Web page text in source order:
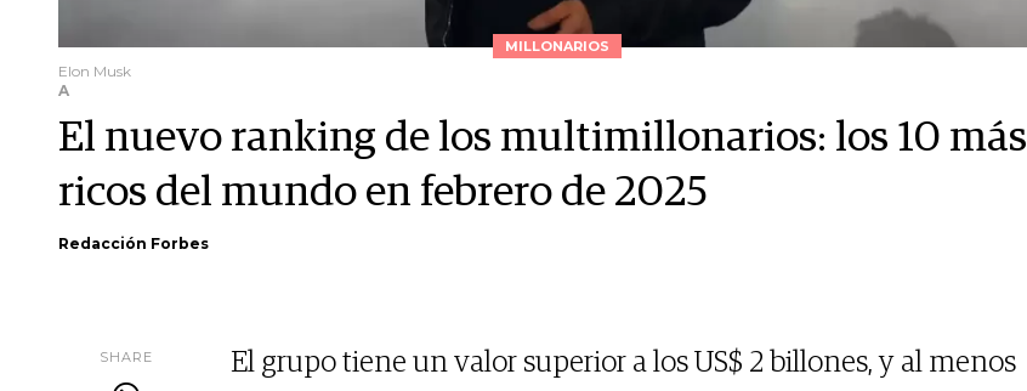
MILLONARIOS
Elon Musk
A
El nuevo ranking de los multimillonarios: los 10 más
ricos del mundo en febrero de 2025
Redacción Forbes
SHARE
El grupo tiene un valor superior a los US$ 2 billones, y al menos